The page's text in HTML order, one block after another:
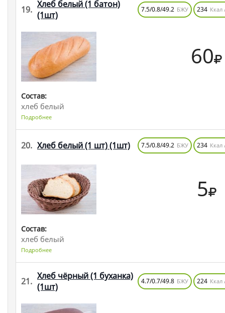
19. Хлеб белый (1 батон)
(1шт)
7.5/0.8/49.2 БЖУ 234 Ккал
60
Состав:
хлеб белый
Подробнее
20. Хлеб белый (1 шт)(1шт) 7.5/0.8/49.2 БЖУ 234 Ккал
5
Состав:
хлеб белый
Подробнее
21. Хлеб чёрный (1 буханка)
(1шт)
4.7/0.7/49.8 БЖУ 224 Ккал